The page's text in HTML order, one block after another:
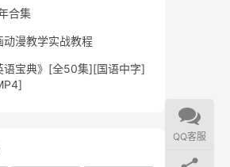
合集
动漫教学实战教程
语宝典》[全50集][国语中字]
QQ客服